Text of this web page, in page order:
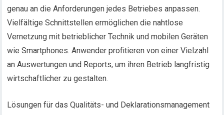
genau an die Anforderungen jedes Betriebes anpassen.
Vielfältige Schnittstellen ermöglichen die nahtlose
Vernetzung mit betrieblicher Technik und mobilen Geräten
wie Smartphones. Anwender profitieren von einer Vielzahl
an Auswertungen und Reports, um ihren Betrieb langfristig
wirtschaftlicher zu gestalten.
Lösungen für das Qualitäts- und Deklarationsmanagement